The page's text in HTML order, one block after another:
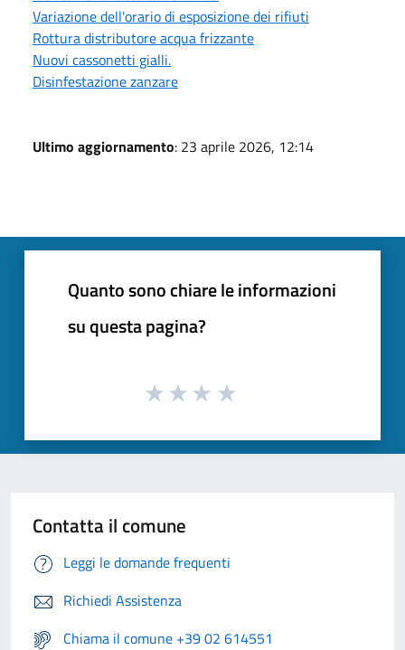
Variazione dell'orario di esposizione dei rifiuti
Rottura distributore acqua frizzante
Nuovi cassonetti gialli.
Disinfestazione zanzare
Ultimo aggiornamento: 23 aprile 2026, 12:14
Quanto sono chiare le informazioni
su questa pagina?
Contatta il comune
Leggi le domande frequenti
Richiedi Assistenza
Chiama il comune +39 02 614551